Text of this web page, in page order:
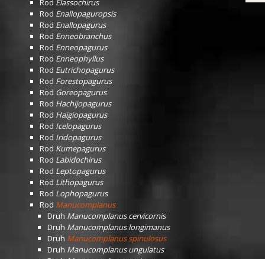
Rod Elassochirus
Rod Enallopaguropsis
Rod Enallopagurus
Rod Enneobranchus
Rod Enneopagurus
Rod Enneophyllus
Rod Eutrichopagurus
Rod Forestopagurus
Rod Goreopagurus
Rod Hachijopagurus
Rod Haigiopagurus
Rod Icelopagurus
Rod Iridopagurus
Rod Kumepagurus
Rod Labidochirus
Rod Leptopagurus
Rod Lithopagurus
Rod Lophopagurus
Rod Manucomplanus
Druh Manucomplanus cervicornis
Druh Manucomplanus longimanus
Druh Manucomplanus spinulosus
Druh Manucomplanus ungulatus